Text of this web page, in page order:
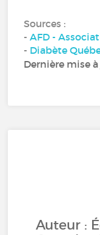
Sources :
-AFD -
- Diabète
Dernière mise
Auteur :